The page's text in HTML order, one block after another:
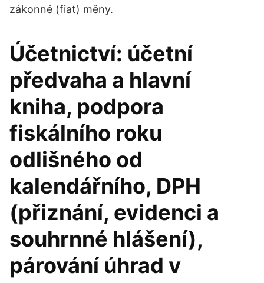
zákonné (fiat) měny.
Účetnictví: účetní
předvaha a hlavní
kniha, podpora
fiskálního roku
odlišného od
kalendářního, DPH
(přiznání, evidenci a
souhrnné hlášení),
párování úhrad v